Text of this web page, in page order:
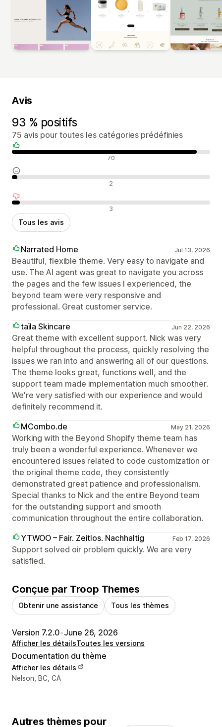
Avis
93 % positifs
75 avis pour toutes les catégories prédéfinies
Avis positifs 70
Avis neutres 2
Avis négatifs 3
Tous les avis
Narrated Home Jul 13, 2026
Beautiful, flexible theme. Very easy to navigate and
use. The AI agent was great to navigate you across
the pages and the few issues I experienced, the
beyond team were very responsive and
professional. Great customer service.
taїla Skincare
Jun 22, 2026
Great theme with excellent support. Nick was very
helpful throughout the process, quickly resolving the
issues we ran into and answering all of our questions.
The theme looks great, functions well, and the
support team made implementation much smoother.
We're very satisfied with our experience and would
definitely recommend it.
MCombo.de
May 21, 2026
Working with the Beyond Shopify theme team has
truly been a wonderful experience. Whenever we
encountered issues related to code customization or
the original theme code, they consistently
demonstrated great patience and professionalism.
Special thanks to Nick and the entire Beyond team
for the outstanding support and smooth
communication throughout the entire collaboration.
YTWOO – Fair. Zeitlos. Nachhaltig
Feb 17, 2026
Support solved oir problem quickly. We are very
satisfied.
Conçue par Troop Themes
Obtenir une assistance Tous les thèmes
Version 7.2.0•June 26, 2026
Afficher les détailsToutes les versions
Documentation du thème
Afficher les détails
Coordonnées du concepteur
Nelson, BC, CA
Autres thèmes pour